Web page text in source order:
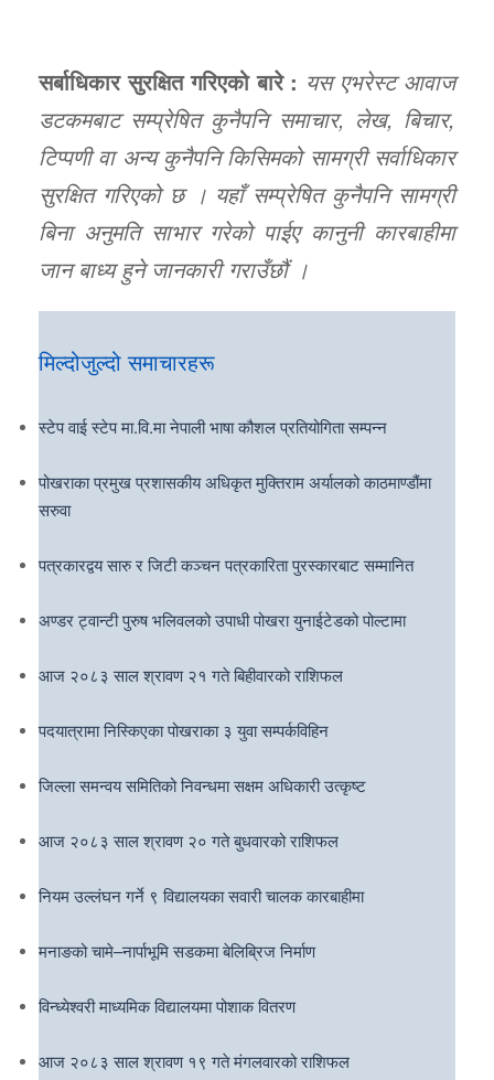
सर्बाधिकार सुरक्षित गरिएको बारे : यस एभरेस्ट आवाज
डटकमबाट सम्प्रेषित कुनैपनि समाचार, लेख, बिचार,
टिप्पणी वा अन्य कुनैपनि किसिमको सामग्री सर्वाधिकार
सुरक्षित गरिएको छ । यहाँ सम्प्रेषित कुनैपनि सामग्री
बिना अनुमति साभार गरेको पाईए कानुनी कारबाहीमा
जान बाध्य हुने जानकारी गराउँछौं ।
मिल्दोजुल्दो समाचारहरू
स्टेप वाई स्टेप मा.वि.मा नेपाली भाषा कौशल प्रतियोगिता सम्पन्न
पोखराका प्रमुख प्रशासकीय अधिकृत मुक्तिराम अर्यालको काठमाण्डौंमा
सरुवा
पत्रकारद्वय सारु र जिटी कञ्चन पत्रकारिता पुरस्कारबाट सम्मानित
अण्डर ट्वान्टी पुरुष भलिवलको उपाधी पोखरा युनाईटेडको पोल्टामा
आज २०८३ साल श्रावण २१ गते बिहीवारको राशिफल
पदयात्रामा निस्किएका पोखराका ३ युवा सम्पर्कविहिन
जिल्ला समन्वय समितिको निवन्धमा सक्षम अधिकारी उत्कृष्ट
आज २०८३ साल श्रावण २० गते बुधवारको राशिफल
नियम उल्लंघन गर्ने ९ विद्यालयका सवारी चालक कारबाहीमा
मनाङको चामे–नार्पाभूमि सडकमा बेलिब्रिज निर्माण
विन्ध्येश्वरी माध्यमिक विद्यालयमा पोशाक वितरण
आज २०८३ साल श्रावण १९ गते मंगलवारको राशिफल